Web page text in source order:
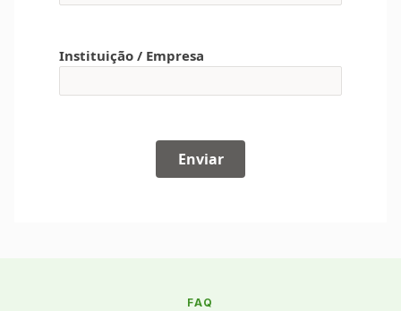
Instituição / Empresa
Enviar
FAQ